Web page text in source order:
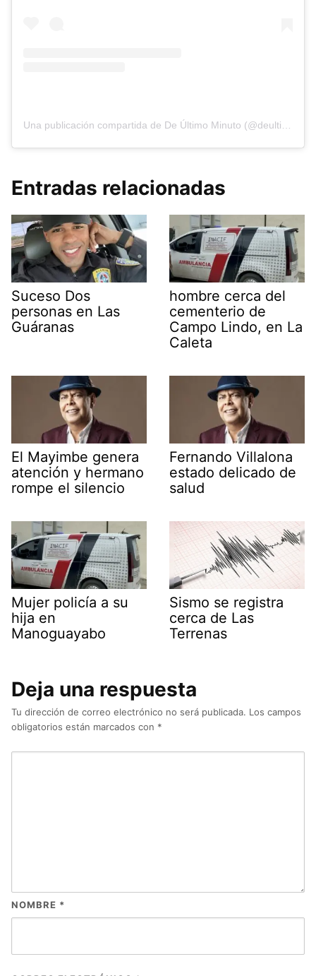
Una publicación compartida de De Último Minuto (@deultimominutomedia)
Entradas relacionadas
Suceso Dos
personas en Las
Guáranas
hombre cerca del
cementerio de
Campo Lindo, en La
Caleta
El Mayimbe genera
atención y hermano
rompe el silencio
Fernando Villalona
estado delicado de
salud
Mujer policía a su
hija en
Manoguayabo
Sismo se registra
cerca de Las
Terrenas
Deja una respuesta
Tu dirección de correo electrónico no será publicada. Los campos
obligatorios están marcados con *
NOMBRE *